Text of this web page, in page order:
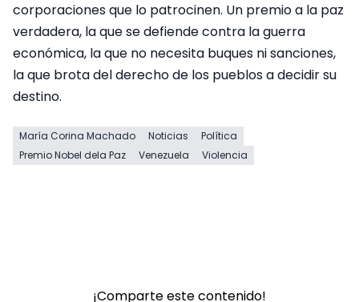
corporaciones que lo patrocinen. Un premio a la paz
verdadera, la que se defiende contra la guerra
económica, la que no necesita buques ni sanciones,
la que brota del derecho de los pueblos a decidir su
destino.
María Corina Machado Noticias
Política
Premio Nobel dela Paz
Venezuela Violencia
¡Comparte este contenido!